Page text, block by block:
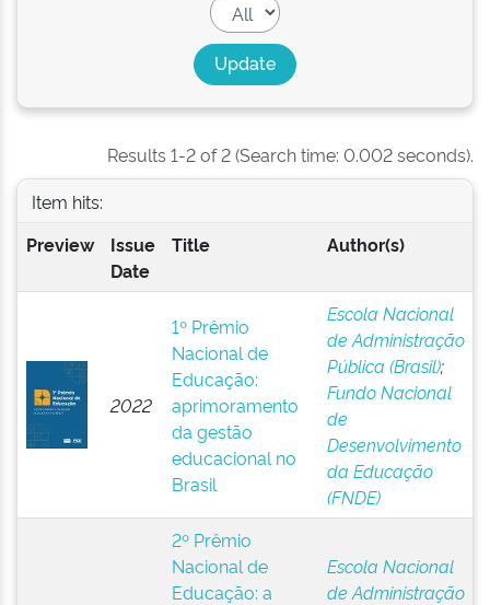
Results 1-2 of 2 (Search time: 0.002 seconds).
Item hits:
Preview
Issue
Date
Title Author(s)
2022
1º Prêmio
Nacional de
Educação:
aprimoramento
da gestão
educacional no
Brasil
Escola Nacional
de Administração
Pública (Brasil);
Fundo Nacional
de
Desenvolvimento
da Educação
(FNDE)
2º Prêmio
Nacional de
Educação: a
Escola Nacional
de Administração